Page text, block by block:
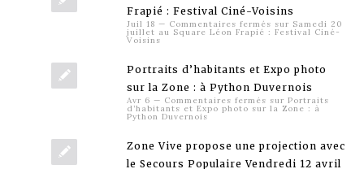
Frapié : Festival Ciné-Voisins
Juil 18 — Commentaires fermés sur Samedi 20
juillet au Square Léon Frapié : Festival Ciné-
Voisins
Portraits d’habitants et Expo photo
sur la Zone : à Python Duvernois
Avr 6 — Commentaires fermés sur Portraits
d’habitants et Expo photo sur la Zone : à
Python Duvernois
Zone Vive propose une projection avec
le Secours Populaire Vendredi 12 avril